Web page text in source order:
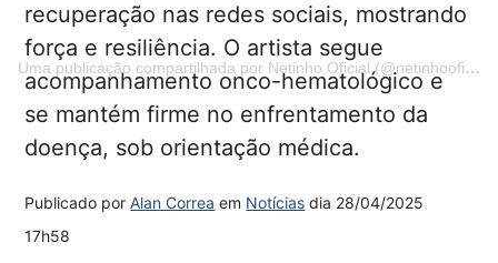
recuperação nas redes sociais, mostrando
força e resiliência. O artista segue
acompanhamento onco-hematológico e
se mantém firme no enfrentamento da
doença, sob orientação médica.
Publicado porAlan Correa em Notícias dia 28/04/2025
17h58
Uma publicação compartilhada por Netinho Oficial (@netinhooficialbrasileiro)